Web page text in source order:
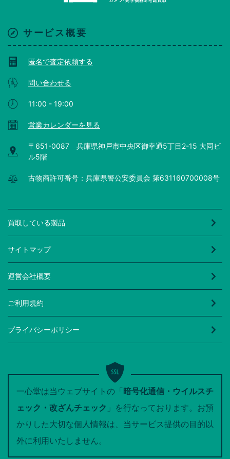
サービス概要
匿名で査定依頼する
問い合わせる
11:00 - 19:00
営業カレンダーを見る
〒651-0087 兵庫県神戸市中央区御幸通5丁目2-15 大同ビ
ル5階
古物商許可番号：兵庫県警公安委員会 第631160700008号
買取している製品
サイトマップ
運営会社概要
ご利用規約
プライバシーポリシー
一心堂は当ウェブサイトの「暗号化通信・ウイルスチ
ェック・改ざんチェック 」を行なっております。お預
かりした大切な個人情報は、当サービス提供の目的以
外に利用いたしません。